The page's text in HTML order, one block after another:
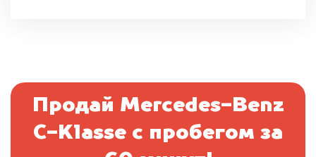
Продай Mercedes-Benz
C-Klasse с пробегом за